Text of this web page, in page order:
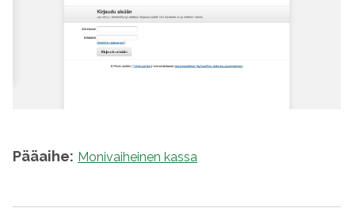
Pääaihe: Monivaiheinen kassa